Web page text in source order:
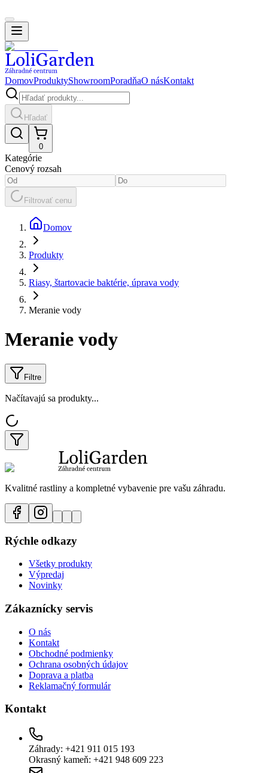
DomovProduktyShowroomPoradňaO násKontakt
Hľadať
0
Kategórie
Cenový rozsah
Filtrovať cenu
Domov
Produkty
Riasy, štartovacie baktérie, úprava vody
Meranie vody
Meranie vody
Filtre
Načítavajú sa produkty...
Kvalitné rastliny a kompletné vybavenie pre vašu záhradu.
Rýchle odkazy
Všetky produkty
Výpredaj
Novinky
Zákaznícky servis
O nás
Kontakt
Obchodné podmienky
Ochrana osobných údajov
Doprava a platba
Reklamačný formulár
Kontakt
Záhrady: +421 911 015 193
Okrasný kameň: +421 948 609 223